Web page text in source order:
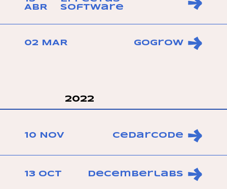
ABR
Software
02 MAR GoGrow
2022
10 NOV Cedarcode
13 OCT Decemberlabs